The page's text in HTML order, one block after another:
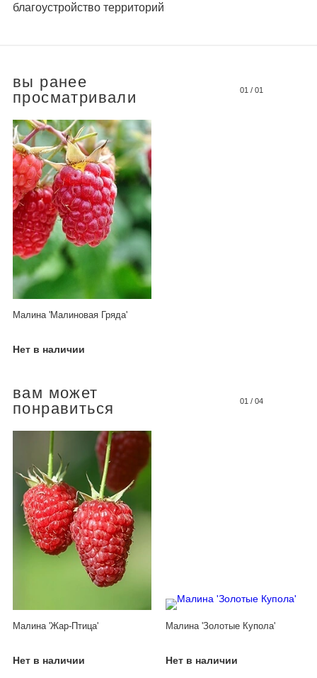
благоустройство территорий
вы ранее
просматривали
01 / 01
Малина 'Малиновая Гряда'
Нет в наличии
вам может
понравиться
01 / 04
Малина 'Жар-Птица'
Нет в наличии
Малина 'Золотые Купола'
Нет в наличии